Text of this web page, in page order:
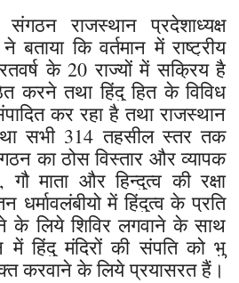
संगठन राजस्थान प्रदेशाध्यक्ष
बताया कि वर्तमान में राष्ट्रीय
के 20 राज्यों में सक्रिय है
करने तथा हिंदु हित के विविध
कर रहा है तथा राजस्थान
सभी 314 तहसील स्तर तक
का ठोस विस्तार और व्यापक
माता और हिन्दुत्व की रक्षा
में हिंदुत्व के प्रति
के लिये शिविर लगवाने के साथ
में हिंदु मंदिरों की संपति को भु
करवाने के लिये प्रयासरत हैं।